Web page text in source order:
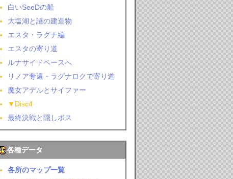
白いSeeDの船
大塩湖と謎の建造物
エスタ・ラグナ編
エスタの寄り道
ルナサイドベースへ
リノア奪還・ラグナロクで寄り道
魔女アデルとサイファー
▼Disc4
最終決戦と隠しボス
各種データ
各所のマップ一覧